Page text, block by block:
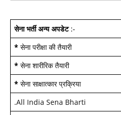
सेना भर्ती अन्य अपडेट:-
* सेना परीक्षा की तैयारी
* सेना शारीरिक तैयारी
* सेना साक्षात्कार प्रक्रिया
.All India Sena Bharti